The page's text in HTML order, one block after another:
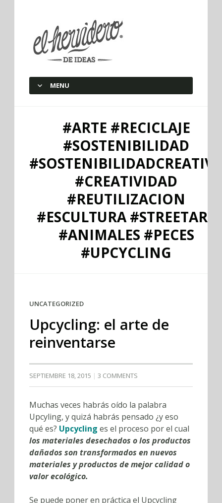
elherviderodeideas
MENU
#ARTE #RECICLAJE
#SOSTENIBILIDAD
#CREATIVIDAD
#REUTILIZACION
#ESCULTURA #STREETART
#ANIMALES #PECES
#UPCYCLING
UNCATEGORIZED
Upcycling: el arte de
reinventarse
SEPTIEMBRE 18, 2015 3 COMMENTS
Muchas veces habrás oído la palabra
Upcyling, y quizá habrás pensado ¿y eso
qué es? Upcycling es el proceso por el cual
los materiales desechados o los productos
dañados son transformados en nuevos
materiales y productos de mejor calidad o
valor ecológico.
Se puede poner en práctica el Upcycling